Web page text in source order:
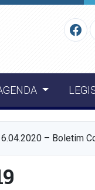
– Boletim